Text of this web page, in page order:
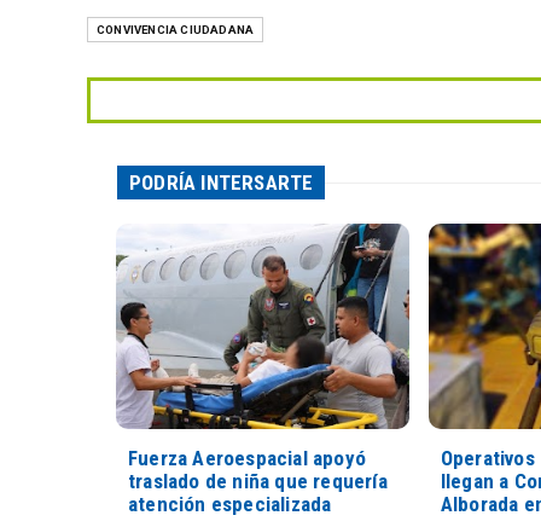
CONVIVENCIA CIUDADANA
PODRÍA INTERSARTE
Fuerza Aeroespacial apoyó
traslado de niña que requería
atención especializada
llegan a
Alborada